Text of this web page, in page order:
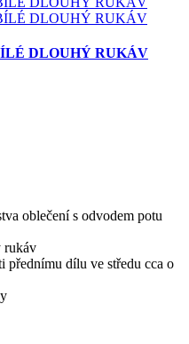
DLOUHÝ RUKÁV
oblečení s odvodem potu
rukáv
přednímu dílu ve středu cca o